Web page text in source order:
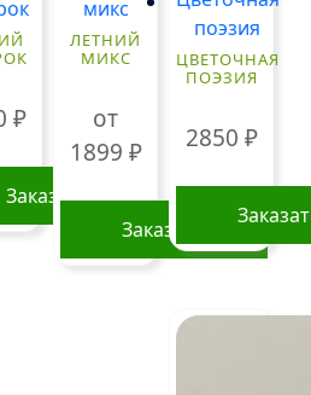
₽
Заказать
ЛЕТНИЙ
МИКС
от
1899 ₽
Заказать
ЦВЕТОЧНАЯ
ПОЭЗИЯ
2850 ₽